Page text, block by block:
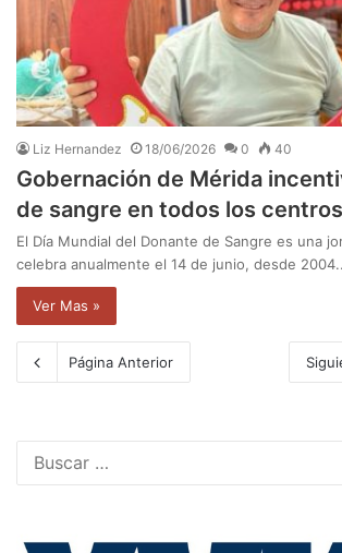
Liz Hernandez 18/06/2026 0 40
Gobernación de Mérida
de sangre en todos los
El Día Mundial del Donante de Sangre es una
celebra anualmente el 14 de junio, desde
Ver Mas »
Página Anterior